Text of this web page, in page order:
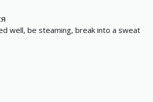
well, be steaming, break into a sweat